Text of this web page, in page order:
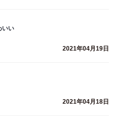
いい
2021年04月19日
2021年04月18日